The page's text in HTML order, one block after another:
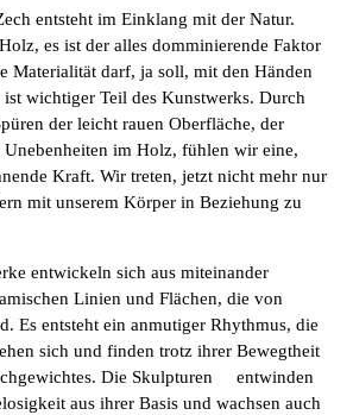
entsteht im Einklang mit der Natur.
es ist der alles domminierende Faktor
Materialität darf, ja soll, mit den Händen
ist wichtiger Teil des Kunstwerks. Durch
der leicht rauen Oberfläche, der
Unebenheiten im Holz, fühlen wir eine,
Kraft. Wir treten, jetzt nicht mehr nur
mit unserem Körper in Beziehung zu
entwickeln sich aus miteinander
Linien und Flächen, die von
Es entsteht ein anmutiger Rhythmus, die
sich und finden trotz ihrer Bewegtheit
Die Skulpturen
entwinden
aus ihrer Basis und wachsen auch